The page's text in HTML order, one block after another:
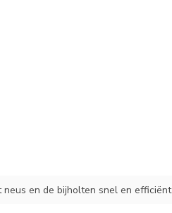
neus en de bijholten snel en efficiënt